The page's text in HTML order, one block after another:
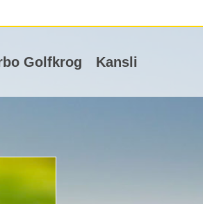
Golfkrog Kansli